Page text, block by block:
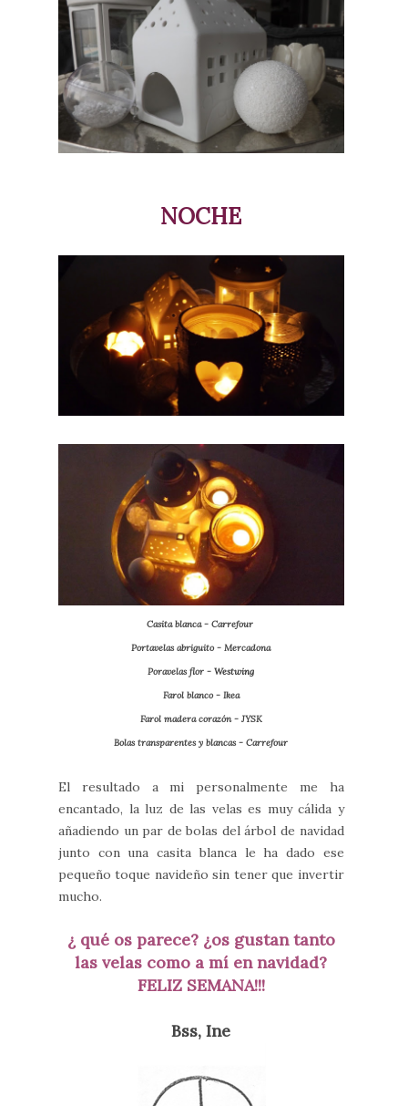
NOCHE
Casita blanca - Carrefour
Portavelas abriguito - Mercadona
Poravelas flor -Westwing
Farol blanco - Ikea
Farol madera corazón - JYSK
Bolas transparentes y blancas - Carrefour
El resultado a mi personalmente me ha
encantado, la luz de las velas es muy cálida y
añadiendo un par de bolas del árbol de navidad
junto con una casita blanca le ha dado ese
pequeño toque navideño sin tener que invertir
mucho.
¿ qué os parece? ¿os gustan tanto
las velas como a mí en navidad?
FELIZ SEMANA!!!
Bss, Ine